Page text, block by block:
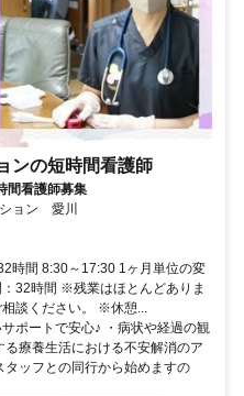
ンの短時間看護師
間看護師募集
ョン 愛川
時間 8:30～17:30 1ヶ月単位の変
32時間 ※残業はほとんどありま
談ください。 ※休憩...
ポートで安心♪ ・病状や経過の観
療養生活における不安解消のア
ッフとの同行から始めますの